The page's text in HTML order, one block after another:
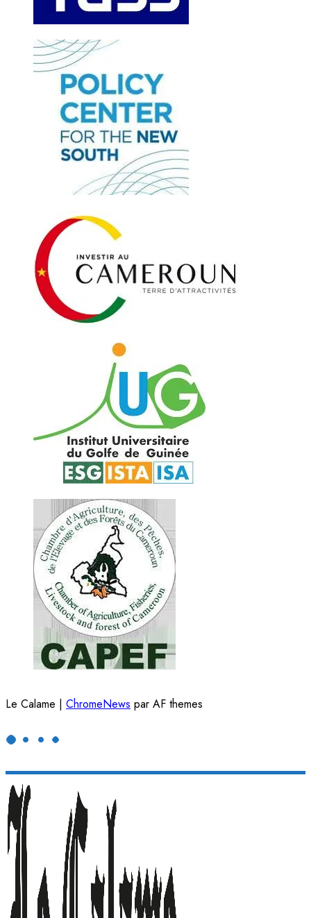
Le Calame | ChromeNews par AF themes